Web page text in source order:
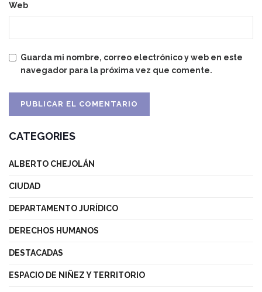
Web
Guarda mi nombre, correo electrónico y web en este
navegador para la próxima vez que comente.
CATEGORIES
ALBERTO CHEJOLÁN
CIUDAD
DEPARTAMENTO JURÍDICO
DERECHOS HUMANOS
DESTACADAS
ESPACIO DE NIÑEZ Y TERRITORIO